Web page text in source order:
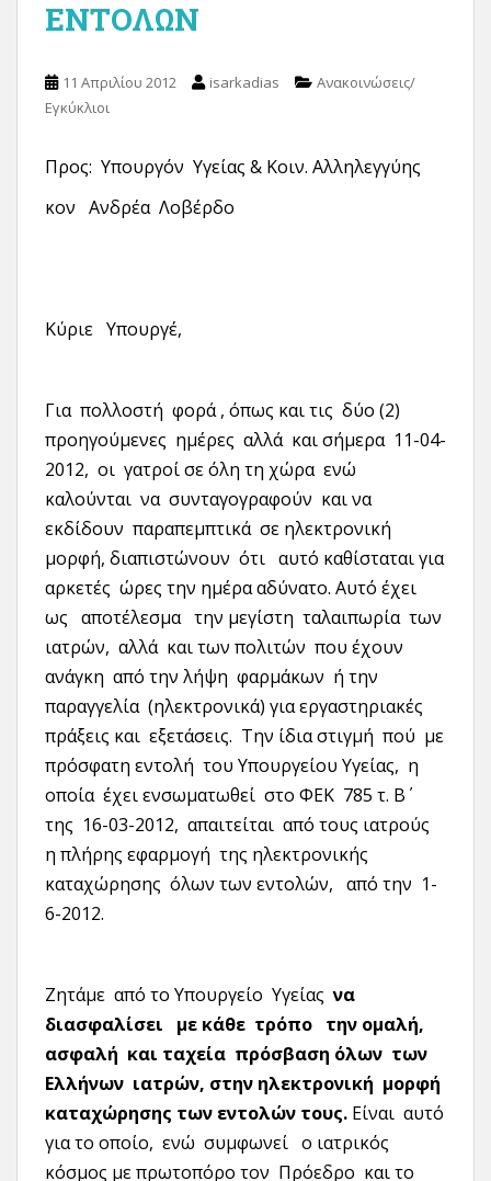
ΕΝΤΟΛΩΝ
11 Απριλίου 2012 isarkadias
Ανακοινώσεις/
Εγκύκλιοι
Προς: Υπουργόν Υγείας & Κοιν. Αλληλεγγύης
κον Ανδρέα Λοβέρδο
Κύριε Υπουργέ,
Για πολλοστή φορά , όπως και τις δύο (2)
προηγούμενες ημέρες αλλά και σήμερα 11-04-
2012, οι γατροί σε όλη τη χώρα ενώ
καλούνται να συνταγογραφούν και να
εκδίδουν παραπεμπτικά σε ηλεκτρονική
μορφή, διαπιστώνουν ότι αυτό καθίσταται για
αρκετές ώρες την ημέρα αδύνατο. Αυτό έχει
ως αποτέλεσμα την μεγίστη ταλαιπωρία των
ιατρών, αλλά και των πολιτών που έχουν
ανάγκη από την λήψη φαρμάκων ή την
παραγγελία (ηλεκτρονικά) για εργαστηριακές
πράξεις και εξετάσεις. Την ίδια στιγμή πού με
πρόσφατη εντολή του Υπουργείου Υγείας, η
οποία έχει ενσωματωθεί στο ΦΕΚ 785 τ. Β΄
της 16-03-2012, απαιτείται από τους ιατρούς
η πλήρης εφαρμογή της ηλεκτρονικής
καταχώρησης όλων των εντολών, από την 1-
6-2012.
Ζητάμε από το Υπουργείο Υγείαςνα
διασφαλίσει με κάθε τρόπο την ομαλή,
ασφαλή και ταχεία πρόσβαση όλων των
Ελλήνων ιατρών, στην ηλεκτρονική μορφή
καταχώρησης των εντολών τους. Είναι αυτό
για το οποίο, ενώ συμφωνεί ο ιατρικός
κόσμος με πρωτοπόρο τον Πρόεδρο και το